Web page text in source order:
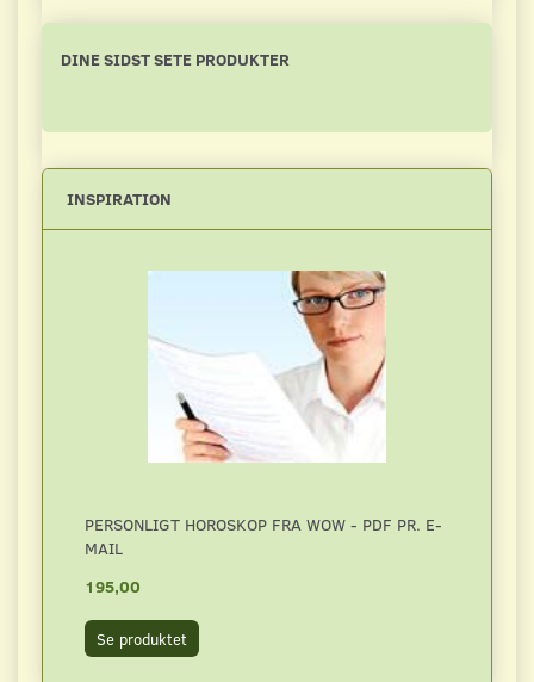
DINE SIDST SETE PRODUKTER
INSPIRATION
PERSONLIGT HOROSKOP FRA WOW - PDF PR. E-
MAIL
195,00
Se produktet